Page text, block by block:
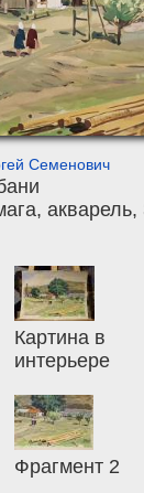
Семенович
, акварель,
Картина в
интерьере
Фрагмент 2